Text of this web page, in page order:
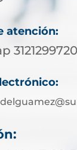
atención:
3121299720